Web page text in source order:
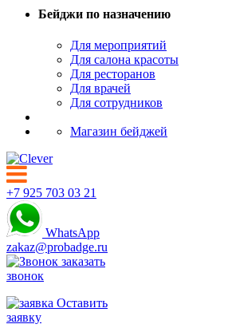
Бейджи по назначению
Для мероприятий
Для салона красоты
Для ресторанов
Для врачей
Для сотрудников
Магазин бейджей
+7 925 703 03 21
WhatsApp
zakaz@probadge.ru
заказать
звонок
Оставить
заявку